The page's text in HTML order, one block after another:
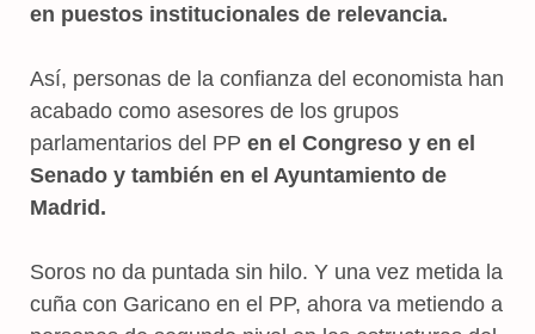
en puestos institucionales de relevancia.
Así, personas de la confianza del economista han
acabado como asesores de los grupos
parlamentarios del PP en el Congreso y en el
Senado y también en el Ayuntamiento de
Madrid.
Soros no da puntada sin hilo. Y una vez metida la
cuña con Garicano en el PP, ahora va metiendo a